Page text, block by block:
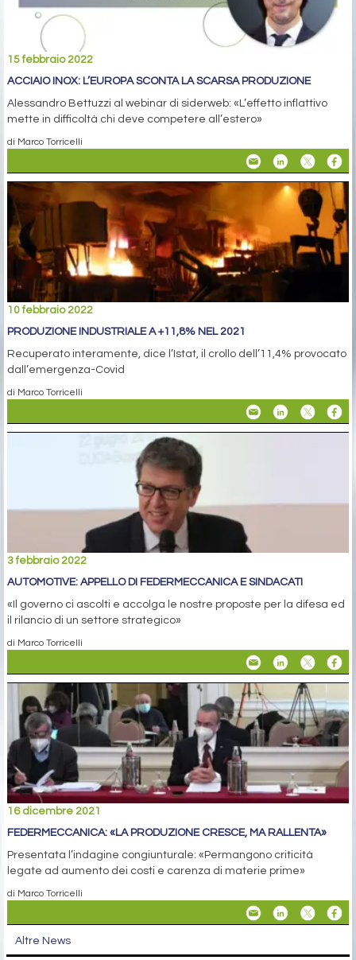
15 febbraio 2022
ACCIAIO INOX: L’EUROPA SCONTA LA SCARSA PRODUZIONE
Alessandro Bettuzzi al webinar di siderweb: «L’effetto inflattivo
mette in difficoltà chi deve competere all’estero»
di Marco Torricelli
10 febbraio 2022
PRODUZIONE INDUSTRIALE A +11,8% NEL 2021
Recuperato interamente, dice l’Istat, il crollo dell’11,4% provocato
dall’emergenza-Covid
di Marco Torricelli
3 febbraio 2022
AUTOMOTIVE: APPELLO DI FEDERMECCANICA E SINDACATI
«Il governo ci ascolti e accolga le nostre proposte per la difesa ed
il rilancio di un settore strategico»
di Marco Torricelli
16 dicembre 2021
FEDERMECCANICA: «LA PRODUZIONE CRESCE, MA RALLENTA»
Presentata l’indagine congiunturale: «Permangono criticità
legate ad aumento dei costi e carenza di materie prime»
di Marco Torricelli
Altre News